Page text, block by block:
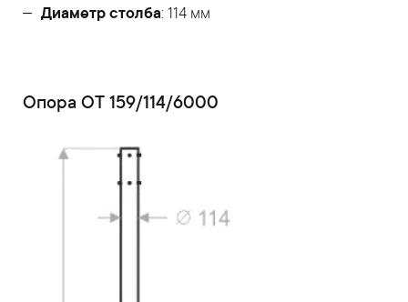
Диаметр столба: 114 мм
Опора ОТ 159/114/6000